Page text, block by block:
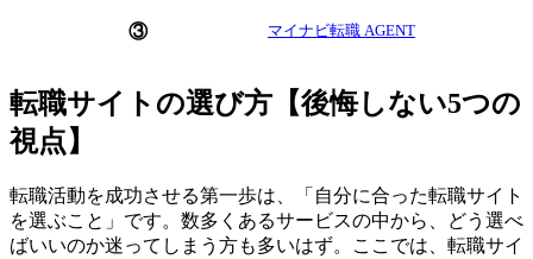
③ マイナビ転職 AGENT
転職サイトの選び方【後悔しない5つの
視点】
転職活動を成功させる第一歩は、「自分に合った転職サイト
を選ぶこと」です。数多くあるサービスの中から、どう選べ
ばいいのか迷ってしまう方も多いはず。ここでは、転職サイ